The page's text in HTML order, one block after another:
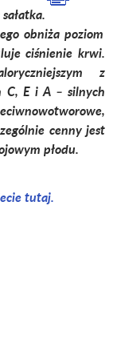
obniża poziom
ciśnienie krwi.
z
C, E i A – silnych
cenny jest
płodu.
tutaj.